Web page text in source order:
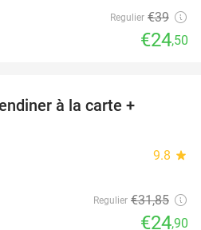
Regulier €39
€24,50
à la carte +
9.8 star
Regulier €31,85
€24,90